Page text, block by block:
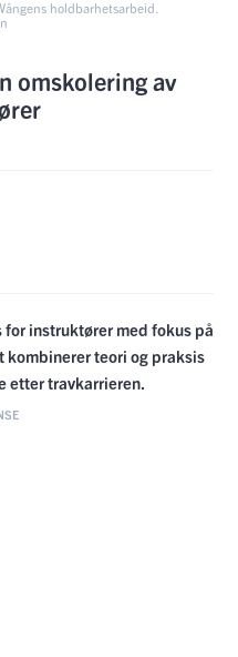
holdbarhetsarbeid.
omskolering av
for instruktører med fokus på
kombinerer teori og praksis
etter travkarrieren.